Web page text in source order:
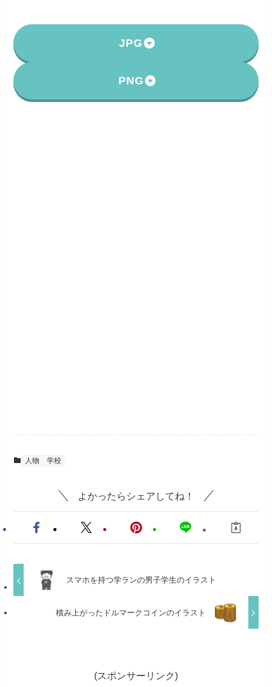
JPG
PNG
人物 学校
よかったらシェアしてね！
スマホを持つ学ランの男子学生のイラスト
積み上がったドルマークコインのイラスト
(スポンサーリンク)